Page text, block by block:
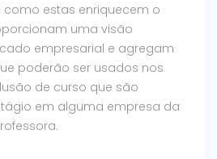
como estas enriquecem o
uma visão
empresarial e agregam
poderão ser usados nos
de curso que são
em alguma empresa da